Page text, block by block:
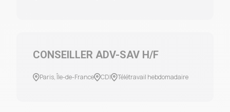
CONSEILLER ADV-SAV H/F
Paris, Île-de-France CDI Télétravail hebdomadaire